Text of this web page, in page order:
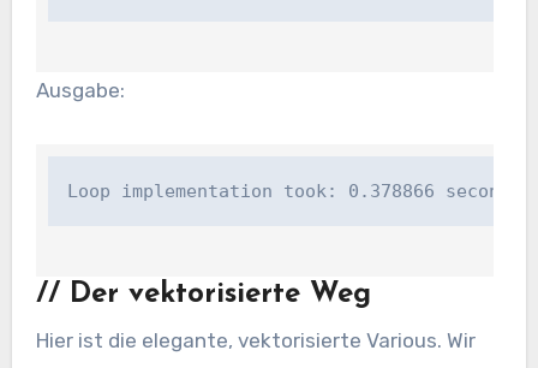
Ausgabe:
Loop implementation took: 0.378866 seconds
// Der vektorisierte Weg
Hier ist die elegante, vektorisierte Various. Wir